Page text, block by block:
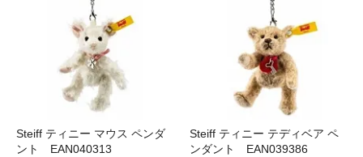
Steiff ティニー マウス ペンダ
ント EAN040313
Steiff ティニー テディベア ペ
ンダント EAN039386